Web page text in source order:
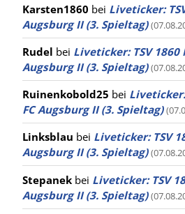
Karsten1860 bei Liveticker:
Augsburg II (3. Spieltag)
Rudel bei Liveticker: TSV 1860
Augsburg II (3. Spieltag)
Ruinenkobold25 bei Liveticker:
FC Augsburg II (3. Spieltag)
Linksblau bei Liveticker: TSV
Augsburg II (3. Spieltag)
Stepanek bei Liveticker: TSV
Augsburg II (3. Spieltag)